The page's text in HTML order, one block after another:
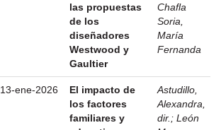
las propuestas
de los
diseñadores
Westwood y
Gaultier
Chafla
Soria,
María
Fernanda
13-ene-2026
El impacto de
los factores
familiares y
Astudillo,
Alexandra,
dir. ; León